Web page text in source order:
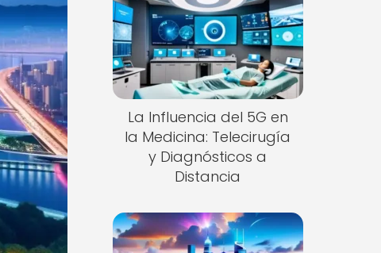
La Influencia del 5G en
la Medicina: Telecirugía
y Diagnósticos a
Distancia